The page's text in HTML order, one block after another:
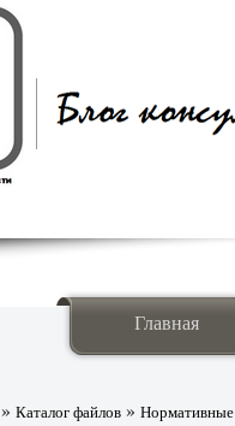
Главная
»Каталог файлов »